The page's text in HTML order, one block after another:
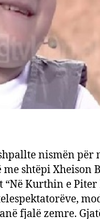
nismën
me shtëpi
“Në Kurthin e
fjalë zemre.